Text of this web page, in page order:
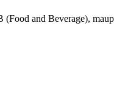
and Beverage),